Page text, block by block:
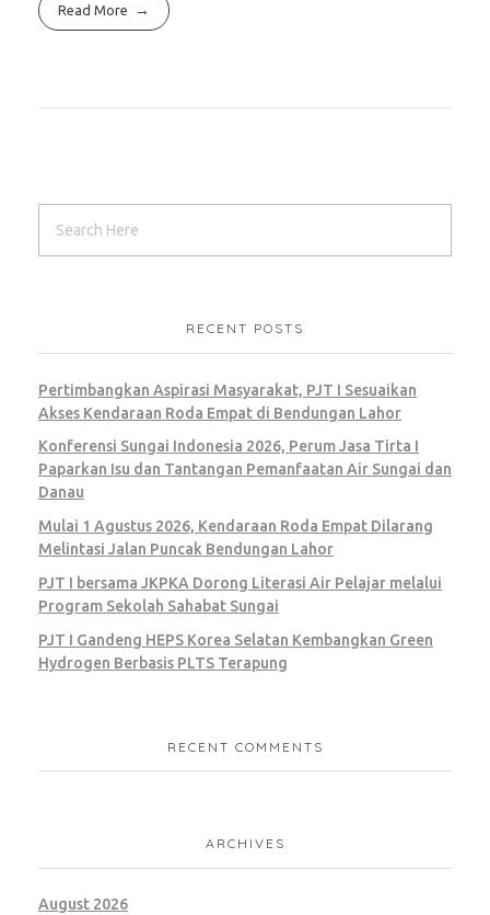
Read More
RECENT POSTS
Pertimbangkan Aspirasi Masyarakat, PJT I Sesuaikan
Akses Kendaraan Roda Empat di Bendungan Lahor
Konferensi Sungai Indonesia 2026, Perum Jasa Tirta I
Paparkan Isu dan Tantangan Pemanfaatan Air Sungai dan
Danau
Mulai 1 Agustus 2026, Kendaraan Roda Empat Dilarang
Melintasi Jalan Puncak Bendungan Lahor
PJT I bersama JKPKA Dorong Literasi Air Pelajar melalui
Program Sekolah Sahabat Sungai
PJT I Gandeng HEPS Korea Selatan Kembangkan Green
Hydrogen Berbasis PLTS Terapung
RECENT COMMENTS
ARCHIVES
August 2026